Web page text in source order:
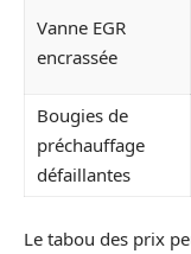
Vanne EGR
encrassée
Bougies de
préchauffage
défaillantes
Le tabou des prix